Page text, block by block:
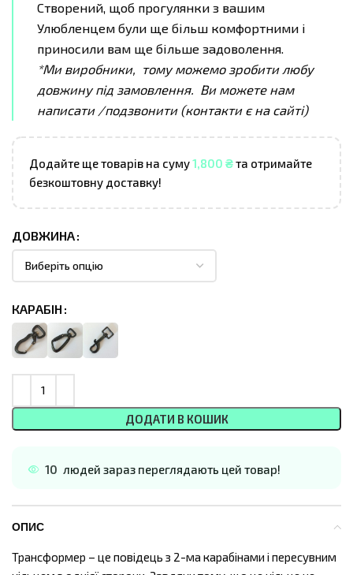
Створений, щоб прогулянки з вашим
Улюбленцем були ще більш комфортними і
приносили вам ще більше задоволення.
*Ми виробники, тому можемо зробити любу
довжину під замовлення. Ви можете нам
написати /подзвонити (контакти є на сайті)
Додайте ще товарів на суму1,800 ₴та отримайте
безкоштовну доставку!
ДОВЖИНА
КАРАБІН
ДОДАТИ В КОШИК
10 людей зараз переглядають цей товар!
ОПИС
Трансформер – це повідець з 2-ма карабінами і пересувним